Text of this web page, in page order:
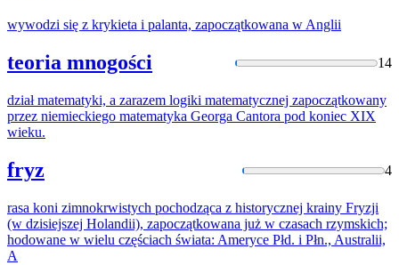
wywodzi się z krykieta i palanta, zapoczątkowana w Anglii
teoria mnogości 14
dział matematyki, a zarazem logiki matematycznej zapoczątkowany
przez niemieckiego matematyka Georga Cantora pod koniec XIX
wieku.
fryz 4
rasa koni zimnokrwistych pochodząca z historycznej krainy Fryzji
(w dzisiejszej Holandii), zapoczątkowana już w czasach rzymskich;
hodowane w wielu częściach świata: Ameryce Płd. i Płn., Australii,
A